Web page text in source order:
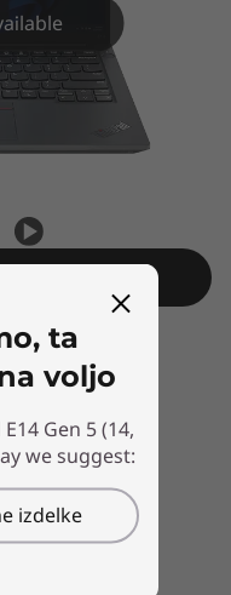
ta
voljo
Gen 5 (14,
we suggest:
izdelke